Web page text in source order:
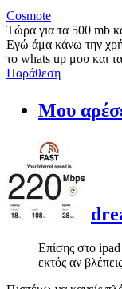
Cosmote
Τώρα για τα 500 mb
Εγώ άμα κάνω την
το whats up μου και
Παράθεση
Μου
Επίσης στο ipad
εκτός αν